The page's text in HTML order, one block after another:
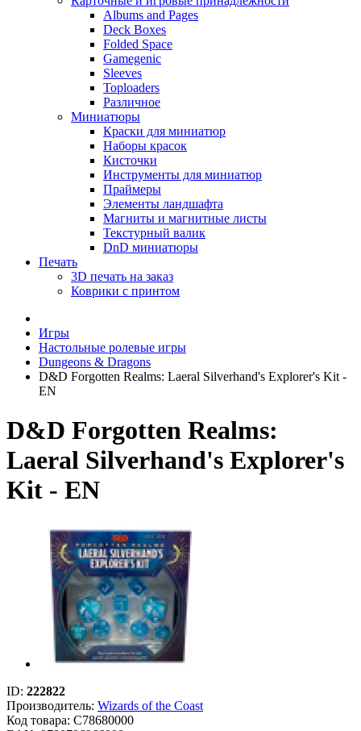
Albums and Pages
Deck Boxes
Folded Space
Gamegenic
Sleeves
Toploaders
Различное
Миниатюры
Краски для миниатюр
Наборы красок
Кисточки
Инструменты для миниатюр
Праймеры
Элементы ландшафта
Магниты и магнитные листы
Текстурный валик
DnD миниатюры
Печать
3D печать на заказ
Коврики с принтом
Игры
Настольные ролевые игры
Dungeons & Dragons
D&D Forgotten Realms: Laeral Silverhand's Explorer's Kit -
EN
D&D Forgotten Realms:
Laeral Silverhand's Explorer's
Kit - EN
ID: 222822
Производитель: Wizards of the Coast
Код товара: C78680000